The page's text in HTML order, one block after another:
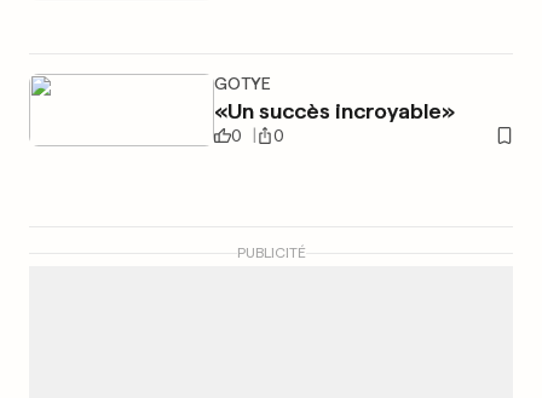
GOTYE
«Un succès incroyable»
0 0
PUBLICITÉ